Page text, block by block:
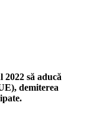
să aducă
demiterea